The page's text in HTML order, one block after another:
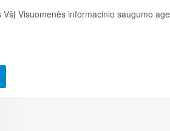
Visuomenės informacinio saugumo